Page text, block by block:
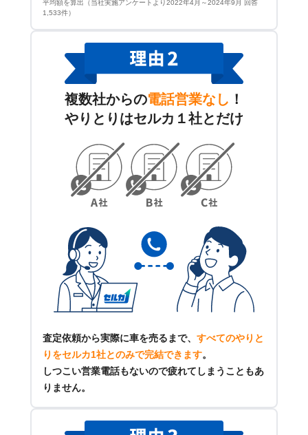
平均額を算出（当社実施アンケートより2022年4月～2024年9月 回答
1,533件）
複数社からの電話営業なし ！
やりとりはセルカ１社とだけ
査定依頼から実際に車を売るまで、 すべてのやりと
りをセルカ1社とのみで完結できます。
しつこい営業電話もないので疲れてしまうこともあ
りません。